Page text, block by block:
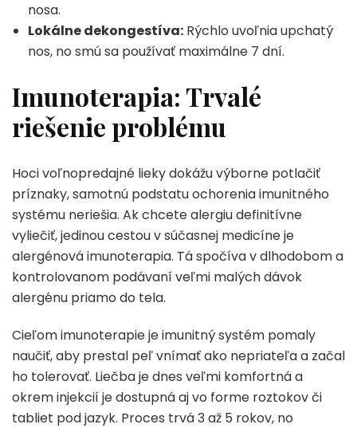
nosa.
Lokálne dekongestíva: Rýchlo uvoľnia upchatý
nos, no smú sa používať maximálne 7 dní.
Imunoterapia: Trvalé
riešenie problému
Hoci voľnopredajné lieky dokážu výborne potlačiť
príznaky, samotnú podstatu ochorenia imunitného
systému neriešia. Ak chcete alergiu definitívne
vyliečiť, jedinou cestou v súčasnej medicíne je
alergénová imunoterapia. Tá spočíva v dlhodobom a
kontrolovanom podávaní veľmi malých dávok
alergénu priamo do tela.
Cieľom imunoterapie je imunitný systém pomaly
naučiť, aby prestal peľ vnímať ako nepriateľa a začal
ho tolerovať. Liečba je dnes veľmi komfortná a
okrem injekcií je dostupná aj vo forme roztokov či
tabliet pod jazyk. Proces trvá 3 až 5 rokov, no